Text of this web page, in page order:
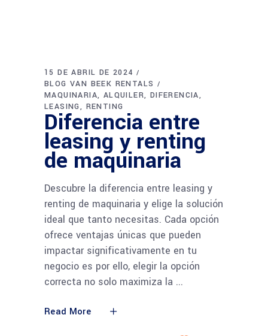
15 DE ABRIL DE 2024
BLOG VAN BEEK RENTALS
MAQUINARIA ALQUILER DIFERENCIA
LEASING
RENTING
Diferencia entre
leasing y renting
de maquinaria
Descubre la diferencia entre leasing y
renting de maquinaria y elige la solución
ideal que tanto necesitas. Cada opción
ofrece ventajas únicas que pueden
impactar significativamente en tu
negocio es por ello, elegir la opción
correcta no solo maximiza la
Read More